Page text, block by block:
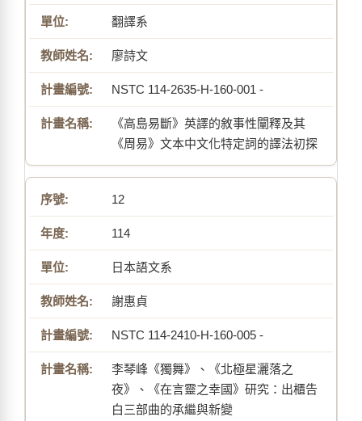
翻譯系
廖詩文
NSTC 114-2635-H-160-001 -
《高島易斷》英譯的敘事性闡釋及其
《周易》文本中文化特定詞的譯法初探
12
114
日本語文系
謝惠貞
NSTC 114-2410-H-160-005 -
李琴峰《獨舞》、《北極星灑落之
夜》、《在言靈之幸國》研究：出櫃告
白三部曲的承繼與新變